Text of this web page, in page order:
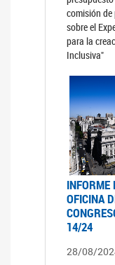
comisión de
sobre el
para la
Inclusiva"
INFORME
OFICINA
14/24
28/08/